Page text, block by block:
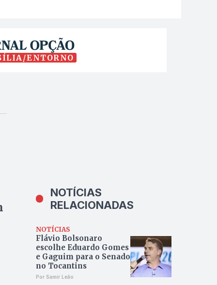
ENTORNO
NOTÍCIAS
RELACIONADAS
NOTÍCIAS
Flávio Bolsonaro
escolhe Eduardo Gomes
e Gaguim para o Senado
no Tocantins
Por Samir Leão